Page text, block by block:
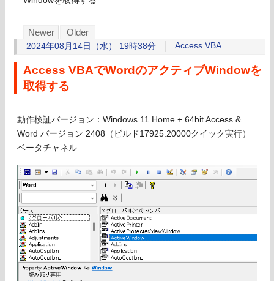
Newer Older
2024年08月14日（水） 19時38分 Access VBA
Access VBAでWordのアクティブWindowを
取得する
動作検証バージョン：Windows 11 Home + 64bit Access &
Word バージョン 2408（ビルド17925.20000クイック実行）
ベータチャネル